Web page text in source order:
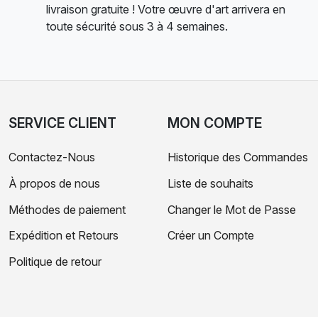
livraison gratuite ! Votre œuvre d'art arrivera en
toute sécurité sous 3 à 4 semaines.
SERVICE CLIENT
Contactez-Nous
À propos de nous
Méthodes de paiement
Expédition et Retours
Politique de retour
MON COMPTE
Historique des Commandes
Liste de souhaits
Changer le Mot de Passe
Créer un Compte